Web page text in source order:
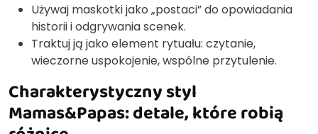
Używaj maskotki jako „postaci” do opowiadania
historii i odgrywania scenek.
Traktuj ją jako element rytuału: czytanie,
wieczorne uspokojenie, wspólne przytulenie.
Charakterystyczny styl
Mamas&Papas: detale, które robią